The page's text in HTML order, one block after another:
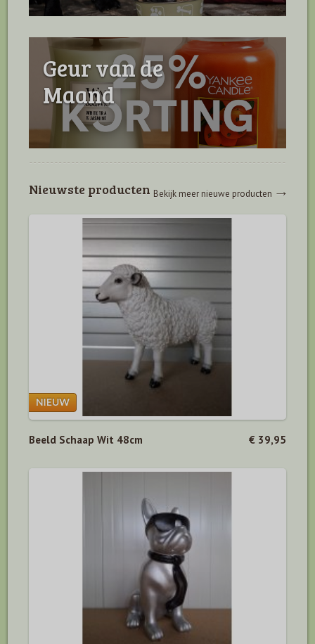
Geur van de
Maand
Nieuwste producten Bekijk meer nieuwe producten
Beeld Schaap Wit 48cm € 39,95